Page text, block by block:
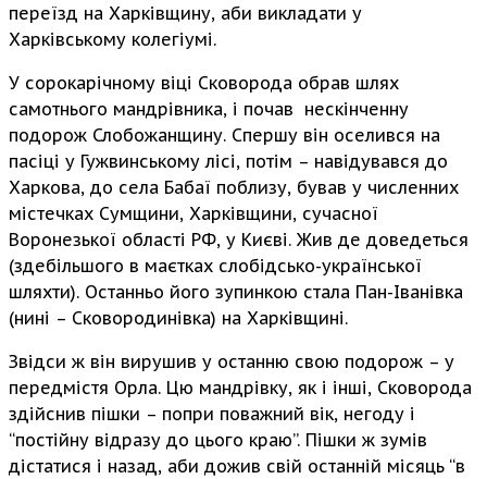
переїзд на Харківщину, аби викладати у
Харківському колегіумі.
У сорокарічному віці Сковорода обрав шлях
самотнього мандрівника, і почав нескінченну
подорож Слобожанщину. Спершу він оселився на
пасіці у Гужвинському лісі, потім – навідувався до
Харкова, до села Бабаї поблизу, бував у численних
містечках Сумщини, Харківщини, сучасної
Воронезької області РФ, у Києві. Жив де доведеться
(здебільшого в маєтках слобідсько-української
шляхти). Останньо його зупинкою стала Пан-Іванівка
(нині – Сковородинівка) на Харківщині.
Звідси ж він вирушив у останню свою подорож – у
передмістя Орла. Цю мандрівку, як і інші, Сковорода
здійснив пішки – попри поважний вік, негоду і
“постійну відразу до цього краю”. Пішки ж зумів
дістатися і назад, аби дожив свій останній місяць “в